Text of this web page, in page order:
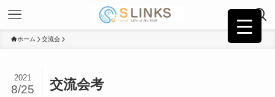
ホーム 交流会
交流会考
2021
8/25